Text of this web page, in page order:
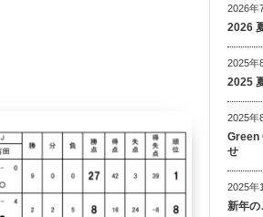
2026年
2026
2025年
2025
2025年
Green
せ
2025年
新年の